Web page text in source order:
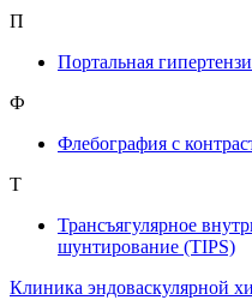
П
Портальная
Ф
Флебография с
Т
Трансъягулярное
шунтирование (TIPS)
Клиника эндоваскулярной